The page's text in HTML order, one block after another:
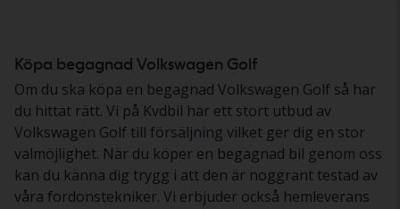
Köpa begagnad Volkswagen Golf
Om du ska köpa en begagnad Volkswagen Golf så har
du hittat rätt. Vi på Kvdbil har ett stort utbud av
Volkswagen Golf till försäljning vilket ger dig en stor
valmöjlighet. När du köper en begagnad bil genom oss
kan du känna dig trygg i att den är noggrant testad av
våra fordonstekniker. Vi erbjuder också hemleverans